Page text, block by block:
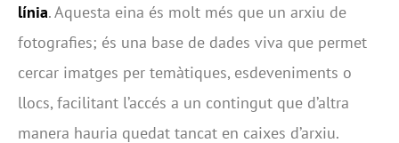
línia. Aquesta eina és molt més que un arxiu de
fotografies; és una base de dades viva que permet
cercar imatges per temàtiques, esdeveniments o
llocs, facilitant l’accés a un contingut que d’altra
manera hauria quedat tancat en caixes d’arxiu.